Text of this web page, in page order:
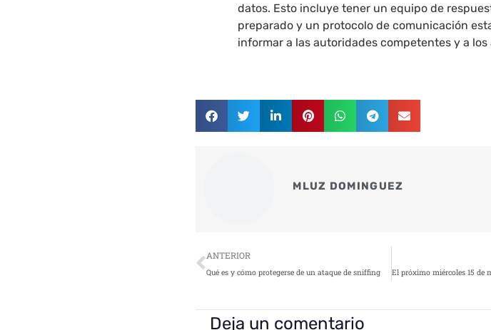
datos. Esto incluye tener un equipo de
preparado y un protocolo de comunicación
informar a las autoridades competentes y a los
MLUZ DOMINGUEZ
Ant
ANTERIOR
Qué es y cómo protegerse de un ataque de sniffing
Deja un comentario